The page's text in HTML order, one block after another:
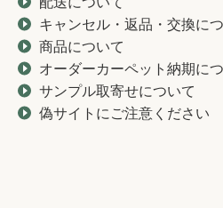
キャンセル・返品・交換に
商品について
オーダーカーペット納期に
サンプル取寄せについて
偽サイトにご注意ください